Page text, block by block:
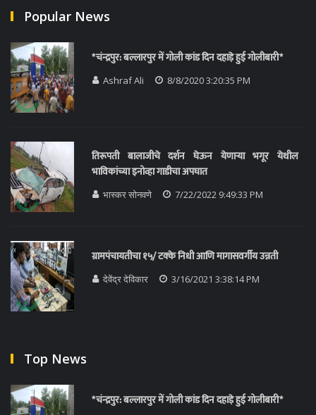
Popular News
*चंन्द्रपुर: बल्लारपुर में गोली कांड दिन दहाड़े हुई गोलीबारी*
Ashraf Ali 8/8/2020 3:20:35 PM
तिरूपती बालाजीचे दर्शन घेऊन येणाऱ्या भगूर येथील
भाविकांच्या इनोव्हा गाडीचा अपघात
भास्कर सोनवणे 7/22/2022 9:49:33 PM
ग्रामपंचायतीचा १५/ टक्के निधी आणि मागासवर्गीय उन्नती
देवेंद्र देविकार 3/16/2021 3:38:14 PM
Top News
*चंन्द्रपुर: बल्लारपुर में गोली कांड दिन दहाड़े हुई गोलीबारी*